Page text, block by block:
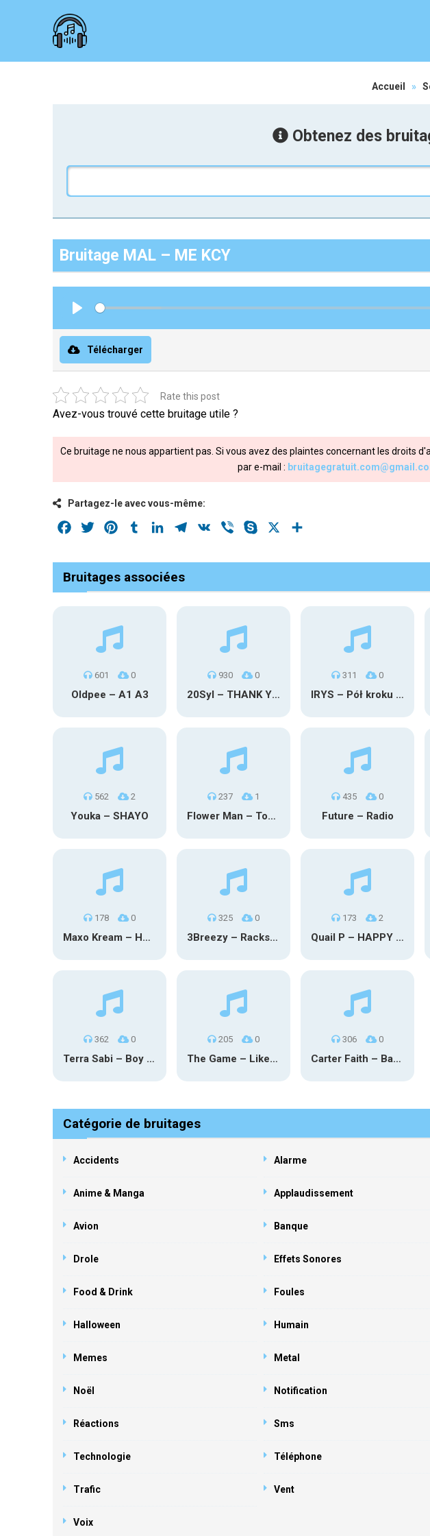
Accueil »
Obtenez des
Bruitage MAL – ME KCY
Télécharger
Rate this post
Avez-vous trouvé cette bruitage utile ?
Ce bruitage ne nous appartient pas. Si vous avez des plaintes concernant les droits
par e-mail :
Partagez-le avec vous-même:
Facebook
Twitter PinterestTumblrLinkedInTelegram
VK Viber Skype
Bruitages associées
601 0
Oldpee – A1 A3
930 0
20Syl – THANK YOU
311 0
IRYS – Pół kroku stąd
562 2
Youka – SHAYO
237 1
Flower Man – Toby Fox
435 0
Future – Radio
178 0
Maxo Kream – HOW TF I’M LUCKY
325 0
3Breezy – Racks On You
173 2
Quail P – HAPPY TEARS
362 0
Terra Sabi – Boy Game X Marcia Cruz
205 0
The Game – Like Father Like Daughter
306 0
Carter Faith – Bar Star Vevo
Catégorie de bruitages
Accidents Alarme
Anime & Manga Applaudissement
Avion Banque
Drole Effets Sonores
Food & Drink Foules
Halloween Humain
Memes Metal
Noël Notification
Réactions Sms
Technologie Téléphone
Trafic Vent
Voix